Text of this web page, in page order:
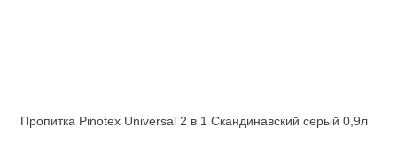
Пропитка Pinotex Universal 2 в 1 Скандинавский серый 0,9л